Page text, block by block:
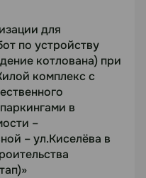
для
по устройству
котлована) при
комплекс с
в
–
– ул.Киселёва в